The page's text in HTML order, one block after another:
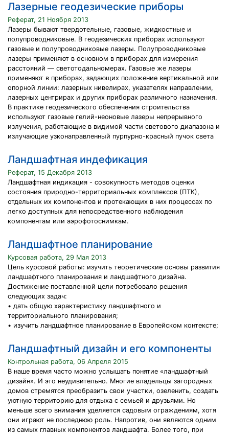
Лазерные геодезические приборы
Реферат, 21 Ноября 2013
Лазеры бывают твердотельные, газовые, жидкостные и
полупроводниковые. В геодезических приборах используют
газовые и полупроводниковые лазеры. Полупроводниковые
лазеры применяют в основном в приборах для измерения
расстояний — светотодальномерах. Газовые же лазеры
применяют в приборах, задающих положение вертикальной или
опорной линии: лазерных нивелирах, указателях направлении,
лазерных центрирах и других приборах различного назначения.
В практике геодезического обеспечения строительства
используют газовые гелий-неоновые лазеры непрерывного
излучения, работающие в видимой части светового диапазона и
излучающие узконаправленный пурпурно-красный пучок света
Ландшафтная индефикация
Реферат, 15 Декабря 2013
Ландшафтная индикация - совокупность методов оценки
состояния природно-территориальных комплексов (ПТК),
отдельных их компонентов и протекающих в них процессах по
легко доступных для непосредственного наблюдения
компонентам или аэрофотоснимкам.
Ландшафтное планирование
Курсовая работа, 29 Мая 2013
Цель курсовой работы: изучить теоретические основы развития
ландшафтного планирования и ландшафтного дизайна.
Достижение поставленной цели потребовало решения
следующих задач:
• дать общую характеристику ландшафтного и
территориального планирования;
• изучить ландшафтное планирование в Европейском контексте;
Ландшафтный дизайн и его компоненты
Контрольная работа, 06 Апреля 2015
В наше время часто можно услышать понятие «ландшафтный
дизайн». И это неудивительно. Многие владельцы загородных
домов стремятся преобразить свои участки, озеленить, создать
уютную территорию для отдыха с семьей и друзьями. Но
меньше всего внимания уделяется садовым ограждениям, хотя
они играют не последнюю роль. Напротив, они являются одним
из самых главных компонентов ландшафта. Более того, при